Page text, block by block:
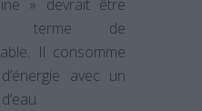
» devrait être
terme de
Il consomme
avec un